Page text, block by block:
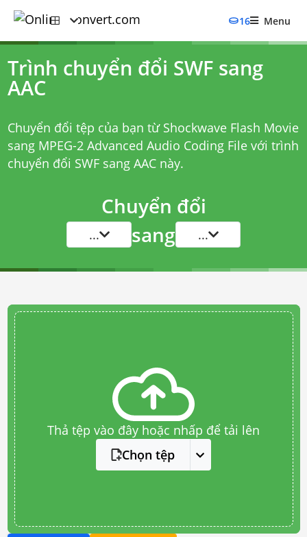
16 Menu
Trình chuyển đổi SWF sang
AAC
Chuyển đổi tệp của bạn từ Shockwave Flash Movie
sang MPEG-2 Advanced Audio Coding File với trình
chuyển đổi SWF sang AACnày.
Chuyển đổi
... sang ...
Thả tệp vào đây hoặc nhấp để tải lên
Chọn tệp